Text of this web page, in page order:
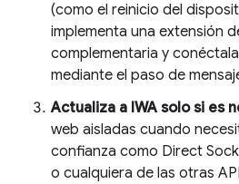
(como el reinicio del
implementa una extensión
complementaria y
mediante el paso de
Actualiza a IWA solo si es
web aisladas cuando
confianza como Direct
o cualquiera de las otras